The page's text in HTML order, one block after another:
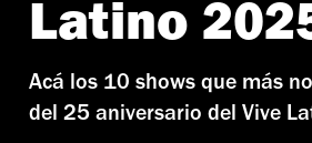
Latino
Acá los 10 shows que más
del 25 aniversario del Vive